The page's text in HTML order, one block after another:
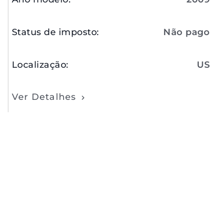
Status de imposto: Não pago
Localização: US
Ver Detalhes